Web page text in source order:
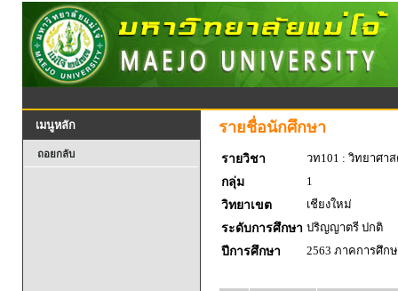
เมนูหลัก
ถอยกลับ
รายชื่อนักศึกษา
รายวิชา
วท101 : วิทยาศา
กลุ่ม
1
วิทยาเขต
เชียงใหม่
ระดับการศึกษา ปริญญาตรี ปกติ
ปีการศึกษา
2563 ภาคการศึก